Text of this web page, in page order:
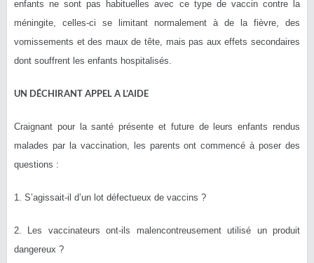
enfants ne sont pas habituelles avec ce type de vaccin contre la
méningite, celles-ci se limitant normalement à de la fièvre, des
vomissements et des maux de tête, mais pas aux effets secondaires
dont souffrent les enfants hospitalisés.
UN DÉCHIRANT APPEL A L’AIDE
Craignant pour la santé présente et future de leurs enfants rendus
malades par la vaccination, les parents ont commencé à poser des
questions :
1. S’agissait-il d’un lot défectueux de vaccins ?
2. Les vaccinateurs ont-ils malencontreusement utilisé un produit
dangereux ?